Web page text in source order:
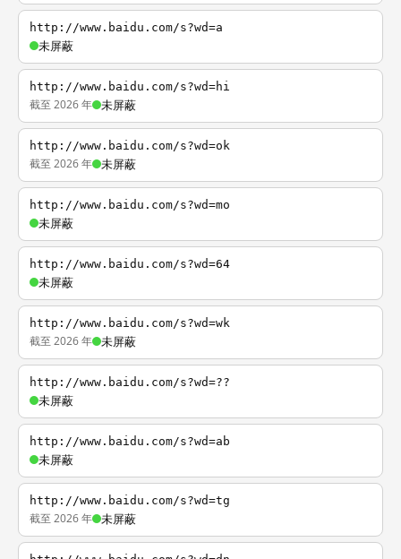
http://www.baidu.com/s?wd=a
未屏蔽
http://www.baidu.com/s?wd=hi
截至 2026 年 未屏蔽
http://www.baidu.com/s?wd=ok
截至 2026 年 未屏蔽
http://www.baidu.com/s?wd=mo
未屏蔽
http://www.baidu.com/s?wd=64
未屏蔽
http://www.baidu.com/s?wd=wk
截至 2026 年 未屏蔽
http://www.baidu.com/s?wd=??
未屏蔽
http://www.baidu.com/s?wd=ab
未屏蔽
http://www.baidu.com/s?wd=tg
截至 2026 年 未屏蔽